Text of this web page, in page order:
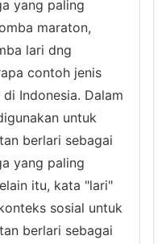
yang paling
maraton,
lari dng
contoh jenis
Indonesia. Dalam
untuk
berlari sebagai
yang paling
itu, kata "lari"
sosial untuk
berlari sebagai